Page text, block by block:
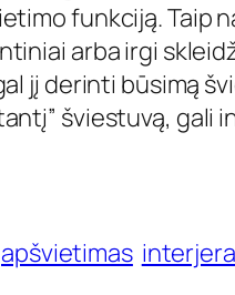
funkciją. Taip
arba irgi
jį derinti būsimą
šviestuvą, gali
apšvietimas